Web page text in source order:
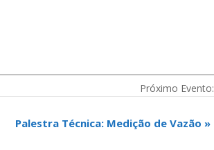
Próximo Evento:
Palestra Técnica: Medição de Vazão »